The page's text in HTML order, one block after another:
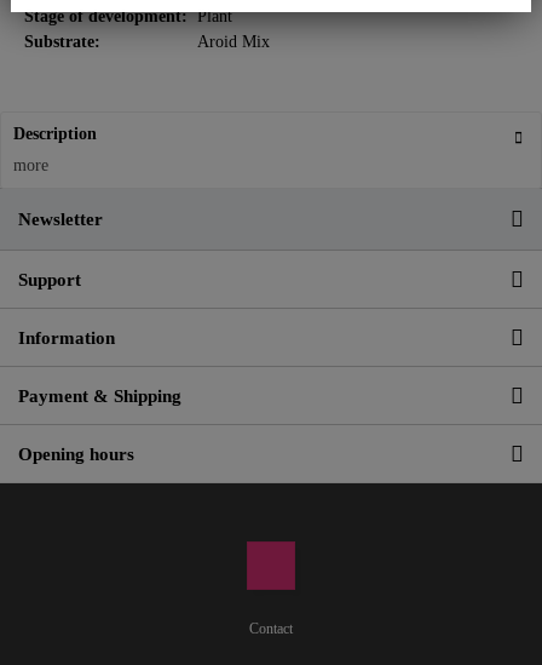
Stage of development: Plant
Substrate:
Aroid Mix
Description
more
Newsletter
Support
Information
Payment & Shipping
Opening hours
Contact